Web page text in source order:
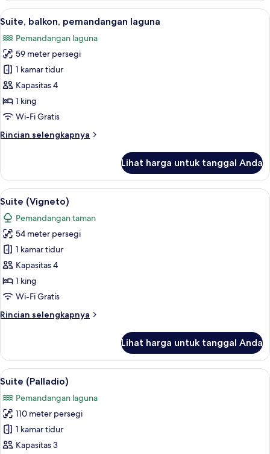
Lihat
semua
foto
untuk
Suite,
balkon,
pemandangan
laguna
Suite, balkon, pemandangan laguna
6
Suite, balkon, pemandangan laguna
Pemandangan laguna
59 meter persegi
1 kamar tidur
Kapasitas 4
1 king
Wi-Fi Gratis
Rincian selengkapnya
Rincian
Suite,
balkon,
pemandangan
Lihat harga untuk tanggal Anda
Lihat
semua
foto
untuk
Suite
(Vigneto)
Suite (Vigneto) | Seprai antialergi,
8
Suite (Vigneto)
Pemandangan taman
54 meter persegi
1 kamar tidur
Kapasitas 4
1 king
Wi-Fi Gratis
Rincian selengkapnya
Rincian
Suite
(Vigneto)
Lihat harga untuk tanggal Anda
Lihat
semua
foto
untuk
Suite
(Palladio)
Suite (Palladio) | Seprai antialergi,
22
Suite (Palladio)
Pemandangan laguna
110 meter persegi
1 kamar tidur
Kapasitas 3